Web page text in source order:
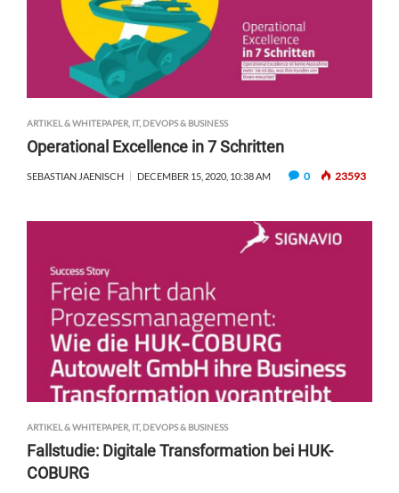
ARTIKEL & WHITEPAPER IT, DEVOPS & BUSINESS
Operational Excellence in 7 Schritten
SEBASTIAN JAENISCH DECEMBER 15, 2020, 10:38 AM 0 23593
ARTIKEL & WHITEPAPER, IT, DEVOPS & BUSINESS
Fallstudie: Digitale Transformation bei HUK-
COBURG